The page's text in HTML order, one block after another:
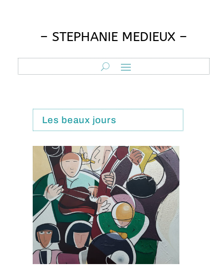
– STEPHANIE MEDIEUX –
Les beaux jours